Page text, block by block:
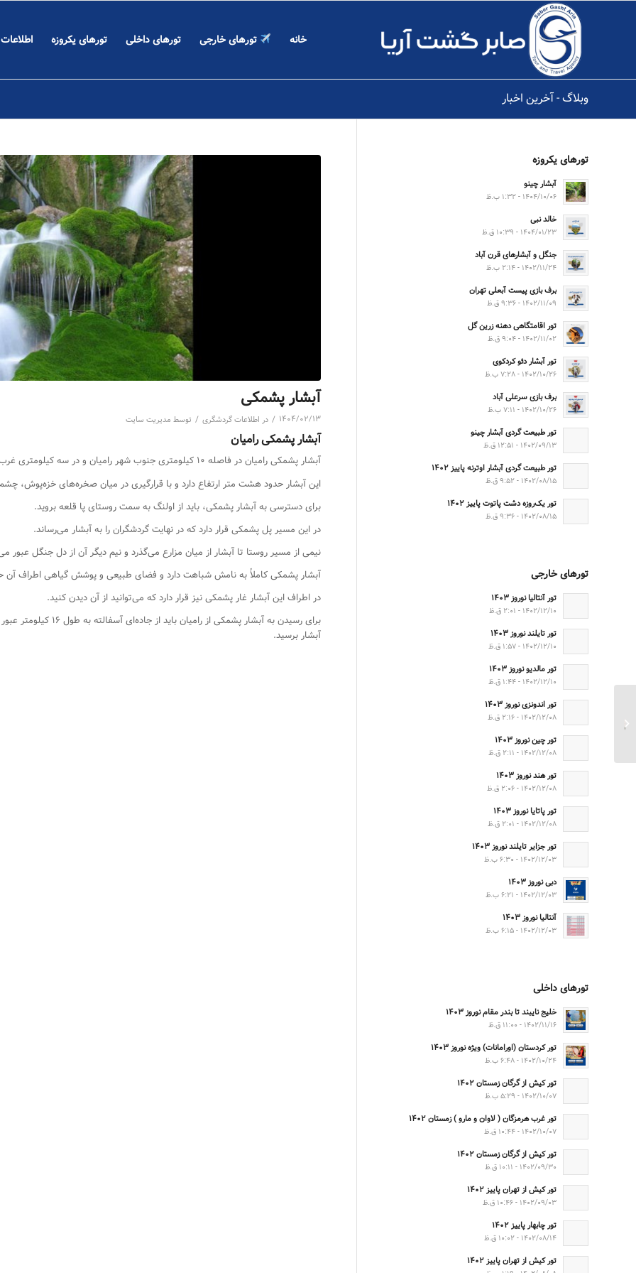
خانه تورهای خارجی تورهای داخلی تورهای یکروزه
وبلاگ - آخرین اخبار
آبشار پشمکی
۱۴۰۴/۰۲/۱۳ / در اطلاعات گردشگری / توسط مدیریت سایت
آبشار پشمکی رامیان
آبشار پشمکی رامیان در فاصله ۱۰ کیلومتری جنوب شهر رامیان و در سه کیلومتری غرب روستای پا قلعه واقع شده است.
این آبشار حدود هشت متر ارتفاع دارد و با قرارگیری در میان صخره‌های خزه‌پوش،
برای دسترسی به آبشار پشمکی، باید از اولنگ به سمت روستای پا قلعه بروید.
در این مسیر پل پشمکی قرار دارد که در نهایت گردشگران را به آبشار می‌رساند.
نیمی از مسیر روستا تا آبشار از میان مزارع می‌گذرد و نیم دیگر آن از دل جنگل‌ عبور
آبشار پشمکی کاملاً به نامش شباهت دارد و فضای طبیعی و پوشش گیاهی اطراف آن
در اطراف این آبشار غار پشمکی نیز قرار دارد که می‌توانید از آن دیدن کنید.
آبشار برسید.
تورهای یکروزه
آبشار چینو
۱۴۰۴/۱۰/۰۶ - ۱:۳۲ ب.ظ
خالد نبی
۱۴۰۴/۰۱/۲۳ - ۱۰:۳۹ ق.ظ
جنگل و آبشارهای قرن آباد
۱۴۰۲/۱۱/۲۴ - ۲:۱۴ ب.ظ
برف بازی پیست آبعلی تهران
۱۴۰۲/۱۱/۰۹ - ۹:۳۶ ق.ظ
تور اقامتگاهی دهنه زرین گل
۱۴۰۲/۱۱/۰۲ - ۹:۰۴ ق.ظ
تور آبشار دئو کردکوی
۱۴۰۲/۱۰/۲۶ - ۷:۲۸ ب.ظ
برف بازی سرعلی آباد
۱۴۰۲/۱۰/۲۶ - ۷:۱۱ ب.ظ
تور طبیعت گردی آبشار چینو
۱۴۰۲/۰۹/۱۳ - ۱۲:۵۱ ق.ظ
تور طبیعت گردی آبشار اوترنه پاییز ۱۴۰۲
۱۴۰۲/۰۸/۱۵ - ۹:۵۲ ق.ظ
تور یک‌روزه دشت پاتوت پاییز ۱۴۰۲
۱۴۰۲/۰۸/۱۵ - ۹:۳۶ ق.ظ
تورهای خارجی
تور آنتالیا نوروز ۱۴۰۳
۱۴۰۲/۱۲/۱۰ - ۲:۰۱ ق.ظ
تور تایلند نوروز ۱۴۰۳
۱۴۰۲/۱۲/۱۰ - ۱:۵۷ ق.ظ
تور مالدیو نوروز ۱۴۰۳
۱۴۰۲/۱۲/۱۰ - ۱:۴۴ ق.ظ
تور اندونزی نوروز ۱۴۰۳
۱۴۰۲/۱۲/۰۸ - ۲:۱۶ ق.ظ
تور چین نوروز ۱۴۰۳
۱۴۰۲/۱۲/۰۸ - ۲:۱۱ ق.ظ
تور هند نوروز ۱۴۰۳
۱۴۰۲/۱۲/۰۸ - ۲:۰۶ ق.ظ
تور پاتایا نوروز ۱۴۰۳
۱۴۰۲/۱۲/۰۸ - ۲:۰۱ ق.ظ
تور جزایر تایلند نوروز ۱۴۰۳
۱۴۰۲/۱۲/۰۳ - ۶:۳۰ ب.ظ
دبی نوروز ۱۴۰۳
۱۴۰۲/۱۲/۰۳ - ۶:۲۱ ب.ظ
آنتالیا نوروز ۱۴۰۳
۱۴۰۲/۱۲/۰۳ - ۶:۱۵ ب.ظ
تورهای داخلی
خلیج نایبند تا بندر مقام نوروز ۱۴۰۳
۱۴۰۲/۱۱/۱۶ - ۱۱:۰۰ ق.ظ
تور کردستان (اورامانات) ویژه نوروز ۱۴۰۳
۱۴۰۲/۱۰/۲۴ - ۶:۴۸ ب.ظ
تور کیش از گرگان زمستان ۱۴۰۲
۱۴۰۲/۱۰/۰۷ - ۵:۲۹ ب.ظ
تور غرب هرمزگان ( لاوان و مارو ) زمستان ۱۴۰۲
۱۴۰۲/۱۰/۰۷ - ۱۰:۴۴ ق.ظ
تور کیش از گرگان زمستان ۱۴۰۲
۱۴۰۲/۰۹/۳۰ - ۱۰:۱۱ ق.ظ
تور کیش از تهران پاییز ۱۴۰۲
۱۴۰۲/۰۹/۰۳ - ۱۰:۴۶ ق.ظ
تور چابهار پاییز ۱۴۰۲
۱۴۰۲/۰۸/۱۴ - ۱۰:۰۲ ق.ظ
تور کیش از تهران پاییز ۱۴۰۲
کاخ موزه گرگان